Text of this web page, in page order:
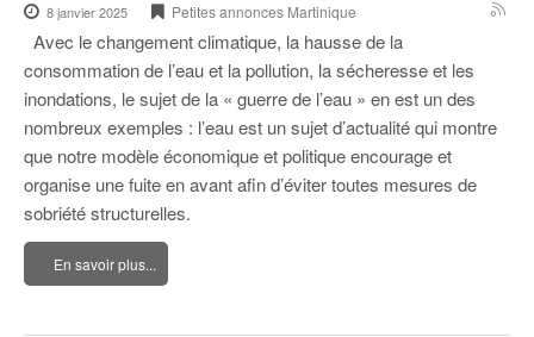
8 janvier 2025 Petites annonces Martinique
Avec le changement climatique, la hausse de la
consommation de l’eau et la pollution, la sécheresse et les
inondations, le sujet de la « guerre de l’eau » en est un des
nombreux exemples : l’eau est un sujet d’actualité qui montre
que notre modèle économique et politique encourage et
organise une fuite en avant afin d’éviter toutes mesures de
sobriété structurelles.
En savoir plus...